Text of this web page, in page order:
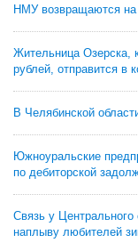
НМУ возвращаются
Жительница Озерска,
рублей, отправится в
В Челябинской
Южноуральские
по дебиторской
Связь у
наплыву любителей